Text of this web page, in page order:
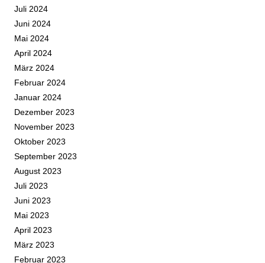
Juli 2024
Juni 2024
Mai 2024
April 2024
März 2024
Februar 2024
Januar 2024
Dezember 2023
November 2023
Oktober 2023
September 2023
August 2023
Juli 2023
Juni 2023
Mai 2023
April 2023
März 2023
Februar 2023